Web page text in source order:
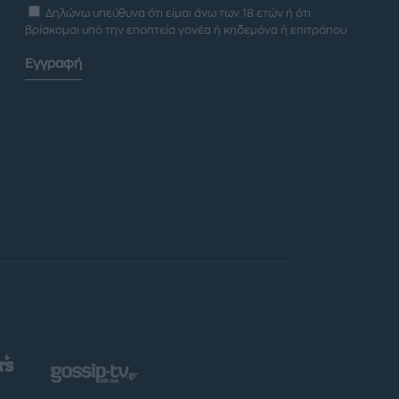
Δηλώνω υπεύθυνα ότι είμαι άνω των 18 ετών ή ότι
βρίσκομαι υπό την εποπτεία γονέα ή κηδεμόνα ή επιτρόπου
Εγγραφή